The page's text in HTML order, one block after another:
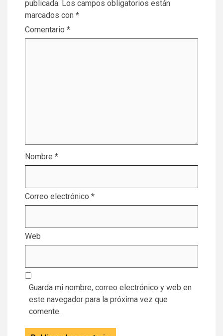
publicada. Los campos obligatorios están
marcados con *
Comentario *
Nombre *
Correo electrónico *
Web
Guarda mi nombre, correo electrónico y web en
este navegador para la próxima vez que
comente.